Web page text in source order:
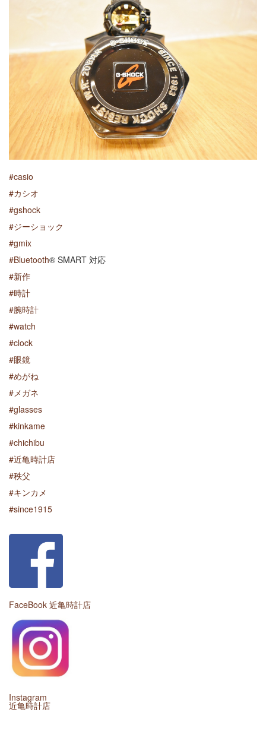
#casio
#カシオ
#gshock
#ジーショック
#gmix
#Bluetooth® SMART 対応
#新作
#時計
#腕時計
#watch
#clock
#眼鏡
#めがね
#メガネ
#glasses
#kinkame
#chichibu
#近亀時計店
#秩父
#キンカメ
#since1915
FaceBook 近亀時計店
Instagram
近亀時計店